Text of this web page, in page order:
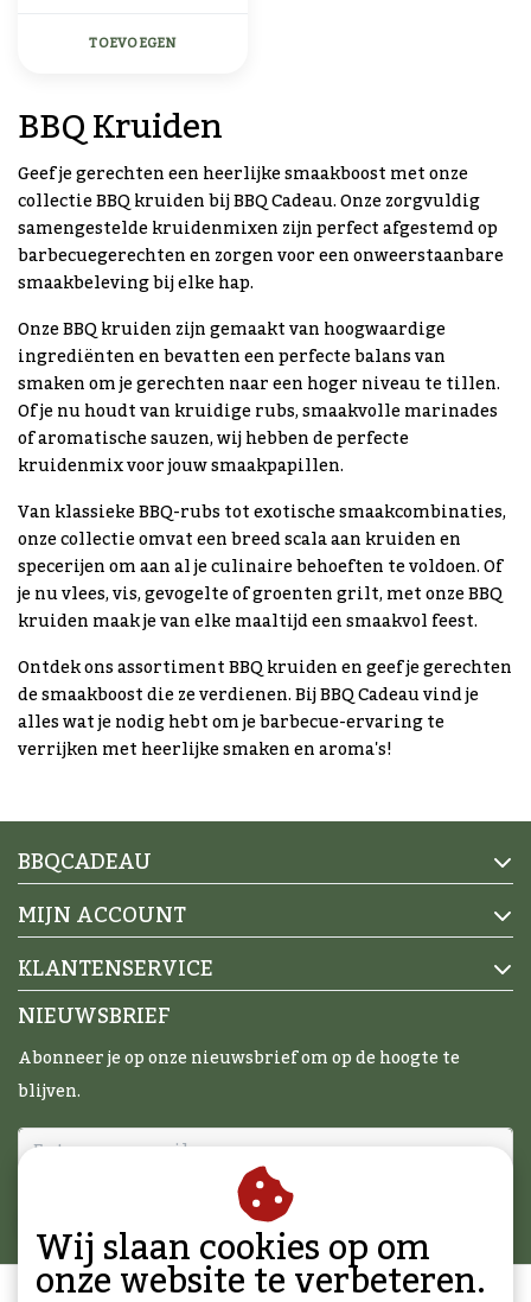
TOEVOEGEN
BBQ Kruiden
Geef je gerechten een heerlijke smaakboost met onze
collectie BBQ kruiden bij BBQ Cadeau. Onze zorgvuldig
samengestelde kruidenmixen zijn perfect afgestemd op
barbecuegerechten en zorgen voor een onweerstaanbare
smaakbeleving bij elke hap.
Onze BBQ kruiden zijn gemaakt van hoogwaardige
ingrediënten en bevatten een perfecte balans van
smaken om je gerechten naar een hoger niveau te tillen.
Of je nu houdt van kruidige rubs, smaakvolle marinades
of aromatische sauzen, wij hebben de perfecte
kruidenmix voor jouw smaakpapillen.
Van klassieke BBQ-rubs tot exotische smaakcombinaties,
onze collectie omvat een breed scala aan kruiden en
specerijen om aan al je culinaire behoeften te voldoen. Of
je nu vlees, vis, gevogelte of groenten grilt, met onze BBQ
kruiden maak je van elke maaltijd een smaakvol feest.
Ontdek ons assortiment BBQ kruiden en geef je gerechten
de smaakboost die ze verdienen. Bij BBQ Cadeau vind je
alles wat je nodig hebt om je barbecue-ervaring te
verrijken met heerlijke smaken en aroma's!
BBQCADEAU
MIJN ACCOUNT
KLANTENSERVICE
NIEUWSBRIEF
Abonneer je op onze nieuwsbrief om op de hoogte te
blijven.
Wij slaan cookies op om
onze website te verbeteren.